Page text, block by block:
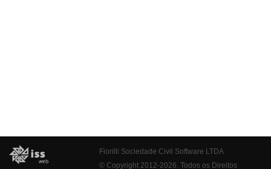
Fiorilli Sociedade Civil Software LTDA
© Copyright 2012-2026. Todos os Direitos